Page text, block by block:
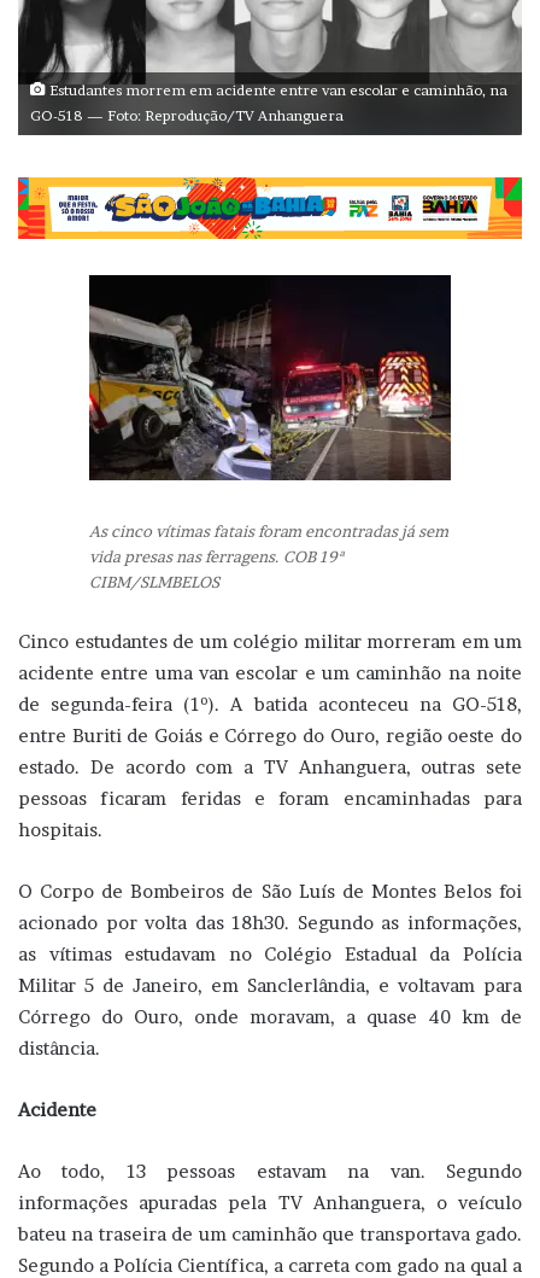
Estudantes morrem em acidente entre van escolar e caminhão, na
GO-518 — Foto: Reprodução/TV Anhanguera
As cinco vítimas fatais foram encontradas já sem
vida presas nas ferragens. COB 19ª
CIBM/SLMBELOS
Cinco estudantes de um colégio militar morreram em um
acidente entre uma van escolar e um caminhão na noite
de segunda-feira (1º). A batida aconteceu na GO-518,
entre Buriti de Goiás e Córrego do Ouro, região oeste do
estado. De acordo com a TV Anhanguera, outras sete
pessoas ficaram feridas e foram encaminhadas para
hospitais.
O Corpo de Bombeiros de São Luís de Montes Belos foi
acionado por volta das 18h30. Segundo as informações,
as vítimas estudavam no Colégio Estadual da Polícia
Militar 5 de Janeiro, em Sanclerlândia, e voltavam para
Córrego do Ouro, onde moravam, a quase 40 km de
distância.
Acidente
Ao todo, 13 pessoas estavam na van. Segundo
informações apuradas pela TV Anhanguera, o veículo
bateu na traseira de um caminhão que transportava gado.
Segundo a Polícia Científica, a carreta com gado na qual a